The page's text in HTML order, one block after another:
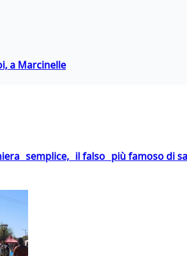
a Marcinelle
semplice, il falso più famoso di